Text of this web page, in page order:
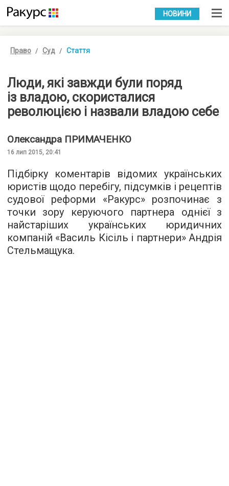
УКР РУС
НОВИНИ
Право Суд Стаття
Люди, які завжди були поряд
із владою, скористалися
революцією і назвали владою себе
Олександра ПРИМАЧЕНКО
16 лип 2015, 20:41
Підбірку коментарів відомих українських
юристів щодо перебігу, підсумків і рецептів
судової реформи «Ракурс» розпочинає з
точки зору керуючого партнера однієї з
найстаріших українських юридичних
компаній «Василь Кісіль і партнери» Андрія
Стельмащука.